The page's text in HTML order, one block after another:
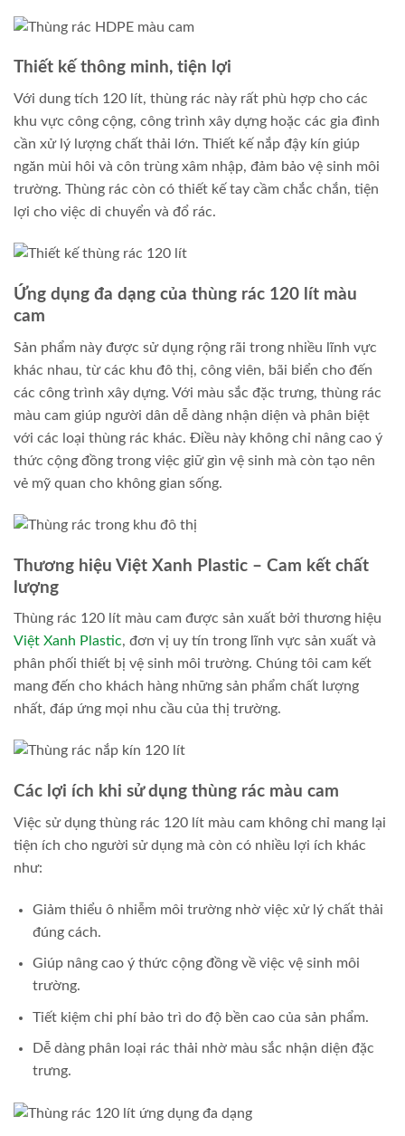
Thiết kế thông minh, tiện lợi
Với dung tích 120 lít, thùng rác này rất phù hợp cho các
khu vực công cộng, công trình xây dựng hoặc các gia đình
cần xử lý lượng chất thải lớn. Thiết kế nắp đậy kín giúp
ngăn mùi hôi và côn trùng xâm nhập, đảm bảo vệ sinh môi
trường. Thùng rác còn có thiết kế tay cầm chắc chắn, tiện
lợi cho việc di chuyển và đổ rác.
Ứng dụng đa dạng của thùng rác 120 lít màu
cam
Sản phẩm này được sử dụng rộng rãi trong nhiều lĩnh vực
khác nhau, từ các khu đô thị, công viên, bãi biển cho đến
các công trình xây dựng. Với màu sắc đặc trưng, thùng rác
màu cam giúp người dân dễ dàng nhận diện và phân biệt
với các loại thùng rác khác. Điều này không chỉ nâng cao ý
thức cộng đồng trong việc giữ gìn vệ sinh mà còn tạo nên
vẻ mỹ quan cho không gian sống.
Thương hiệu Việt Xanh Plastic – Cam kết chất
lượng
Thùng rác 120 lít màu cam được sản xuất bởi thương hiệu
Việt Xanh Plastic, đơn vị uy tín trong lĩnh vực sản xuất và
phân phối thiết bị vệ sinh môi trường. Chúng tôi cam kết
mang đến cho khách hàng những sản phẩm chất lượng
nhất, đáp ứng mọi nhu cầu của thị trường.
Các lợi ích khi sử dụng thùng rác màu cam
Việc sử dụng thùng rác 120 lít màu cam không chỉ mang lại
tiện ích cho người sử dụng mà còn có nhiều lợi ích khác
như:
Giảm thiểu ô nhiễm môi trường nhờ việc xử lý chất thải
đúng cách.
Giúp nâng cao ý thức cộng đồng về việc vệ sinh môi
trường.
Tiết kiệm chi phí bảo trì do độ bền cao của sản phẩm.
Dễ dàng phân loại rác thải nhờ màu sắc nhận diện đặc
trưng.